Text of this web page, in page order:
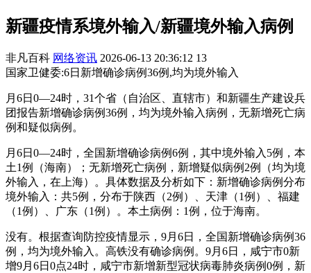
新疆疫情系境外输入/新疆境外输入病例
非凡百科 网络资讯 2026-06-13 20:36:12 13
国家卫健委:6日新增确诊病例36例,均为境外输入
月6日0—24时，31个省（自治区、直辖市）和新疆生产建设兵
团报告新增确诊病例36例，均为境外输入病例，无新增死亡病
例和疑似病例。
月6日0—24时，全国新增确诊病例6例，其中境外输入5例，本
土1例（海南）；无新增死亡病例，新增疑似病例2例（均为境
外输入，在上海）。具体数据及分析如下：新增确诊病例分布
境外输入：共5例，分布于陕西（2例）、天津（1例）、福建
（1例）、广东（1例）。本土病例：1例，位于海南。
没有。根据查询防控疫情显示，9月6日，全国新增确诊病例36
例，均为境外输入。高铁没有确诊病例。9月6日，咸宁市0新
增9月6日0点24时，咸宁市新增新型冠状病毒肺炎病例0例，新